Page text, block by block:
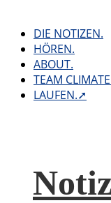
contentDIE NOTIZEN.
HÖREN.
ABOUT.
TEAM
LAUFEN.➚